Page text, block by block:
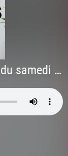
3ème Bloc-notes de la semaine du samedi 16 mai 2026